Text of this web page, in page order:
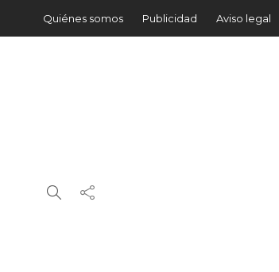
Quiénes somos Publicidad Aviso legal